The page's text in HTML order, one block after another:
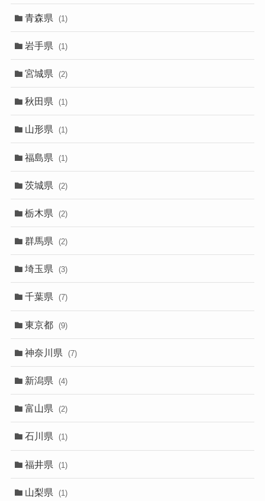
青森県 (1)
岩手県 (1)
宮城県 (2)
秋田県 (1)
山形県 (1)
福島県 (1)
茨城県 (2)
栃木県 (2)
群馬県 (2)
埼玉県 (3)
千葉県 (7)
東京都 (9)
神奈川県 (7)
新潟県 (4)
富山県 (2)
石川県 (1)
福井県 (1)
山梨県 (1)